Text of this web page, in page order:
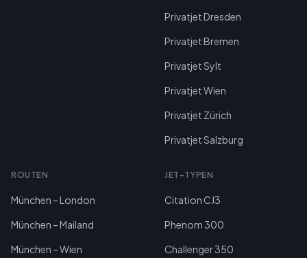
Privatjet Dresden
Privatjet Bremen
Privatjet Sylt
Privatjet Wien
Privatjet Zürich
Privatjet Salzburg
ROUTEN
München – London
München – Mailand
München – Wien
JET-TYPEN
Citation CJ3
Phenom 300
Challenger 350